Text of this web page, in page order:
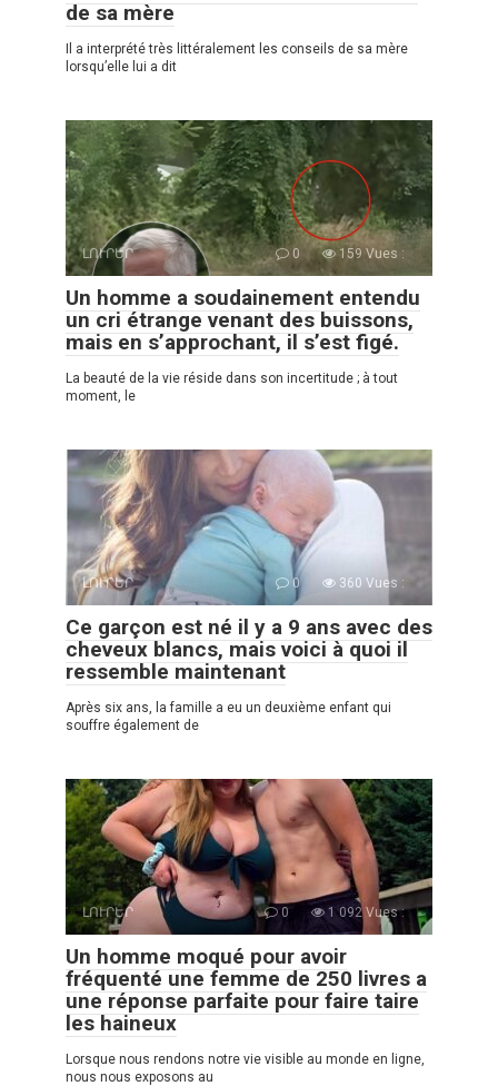
de sa mère
Il a interprété très littéralement les conseils de sa mère
lorsqu’elle lui a dit
ԼՈՒՐԵՐ 0 159 Vues :
Un homme a soudainement entendu
un cri étrange venant des buissons,
mais en s’approchant, il s’est figé.
La beauté de la vie réside dans son incertitude ; à tout
moment, le
ԼՈՒՐԵՐ 0 360 Vues :
Ce garçon est né il y a 9 ans avec des
cheveux blancs, mais voici à quoi il
ressemble maintenant
Après six ans, la famille a eu un deuxième enfant qui
souffre également de
ԼՈՒՐԵՐ 0 1 092 Vues :
Un homme moqué pour avoir
fréquenté une femme de 250 livres a
une réponse parfaite pour faire taire
les haineux
Lorsque nous rendons notre vie visible au monde en ligne,
nous nous exposons au